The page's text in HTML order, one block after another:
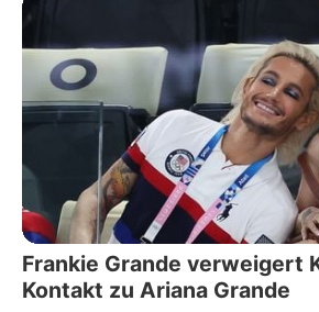
Frankie Grande verweigert
Kontakt zu Ariana Grande